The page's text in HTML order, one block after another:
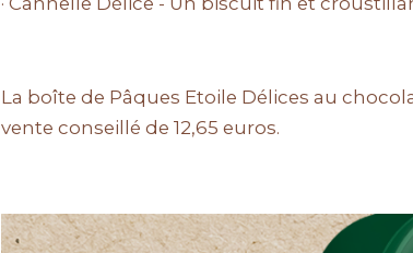
La boîte de Pâques Etoile Délices au
vente conseillé de 12,65 euros.